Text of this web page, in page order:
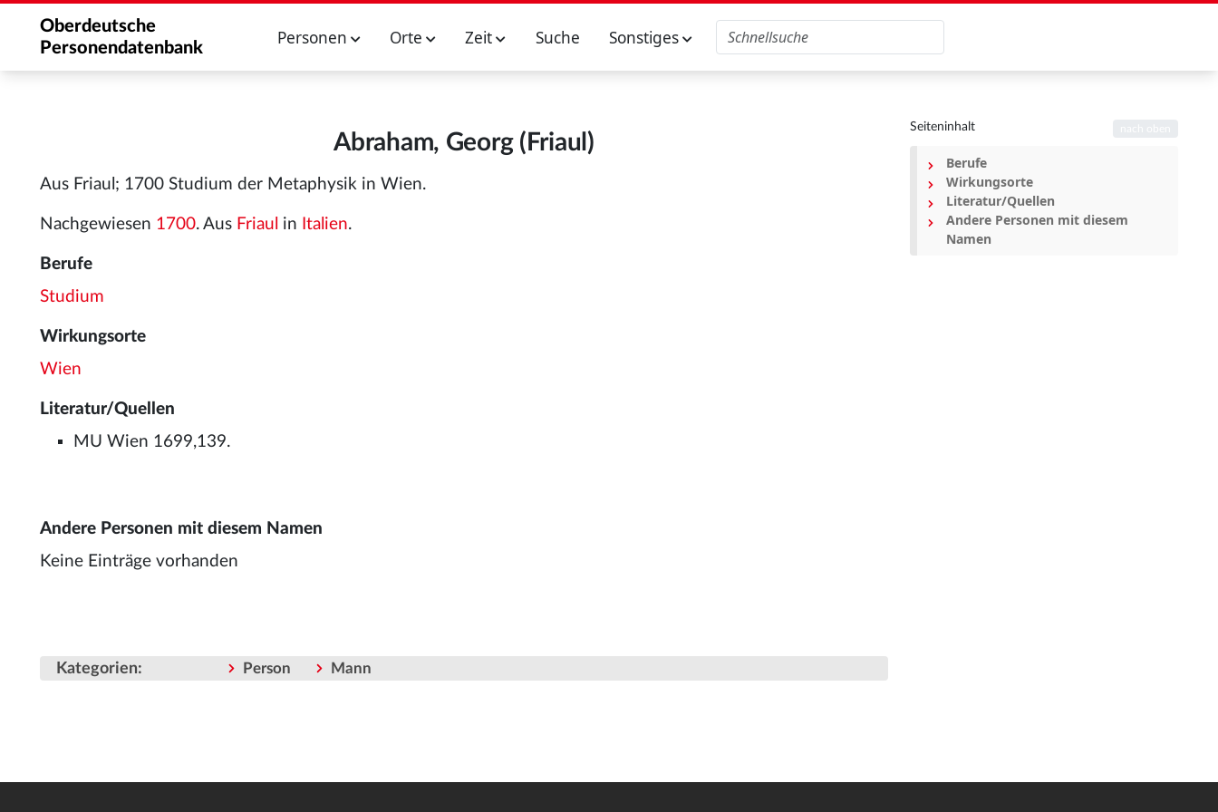
Oberdeutsche
Personendatenbank
Personen Orte Zeit Suche Sonstiges
Abraham, Georg (Friaul)
Aus Friaul; 1700 Studium der Metaphysik in Wien.
Nachgewiesen 1700. Aus Friaul in Italien.
Berufe
Studium
Wirkungsorte
Wien
Literatur/Quellen
MU Wien 1699,139.
Andere Personen mit diesem Namen
Keine Einträge vorhanden
Kategorien: Person Mann
Seiteninhalt
Berufe
Wirkungsorte
Literatur/Quellen
Andere Personen mit diesem
Namen